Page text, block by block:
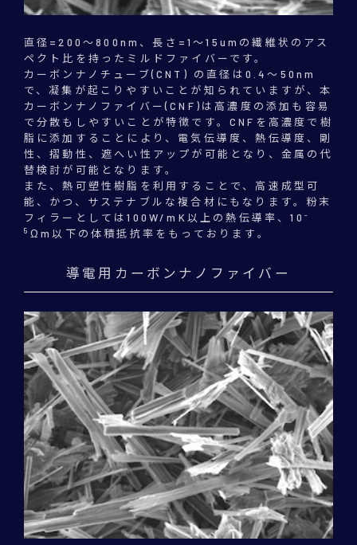
直径=200～800nm、長さ=1～15umの繊維状のアス
ペクト比を持ったミルドファイバーです。
カーボンナノチューブ(CNT) の直径は0.4～50nm
で、凝集が起こりやすいことが知られていますが、本
カーボンナノファイバー(CNF)は高濃度の添加も容易
で分散もしやすいことが特徴です。CNFを高濃度で樹
脂に添加することにより、電気伝導度、熱伝導度、剛
性、摺動性、遮へい性アップが可能となり、金属の代
替検討が可能となります。
また、熱可塑性樹脂を利用することで、高速成型可
能、かつ、サステナブルな複合材にもなります。粉末
フィラーとしては100W/mK以上の熱伝導率、10 -
5Ωm以下の体積抵抗率をもっております。
導電用カーボンナノファイバー